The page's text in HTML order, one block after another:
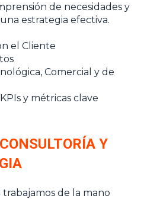
de necesidades y
estrategia efectiva.
el Cliente
Comercial y de
y métricas clave
Y
trabajamos de la mano